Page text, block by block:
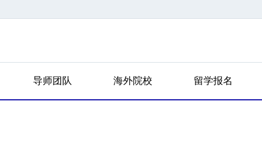
导师团队 海外院校 留学报名